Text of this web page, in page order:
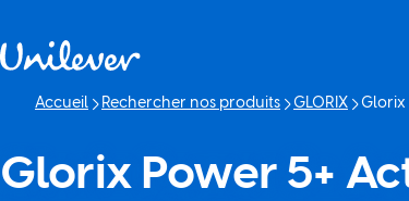
Accueil Rechercher nos produits GLORIX
Page
Glorix
Glorix Power 5+